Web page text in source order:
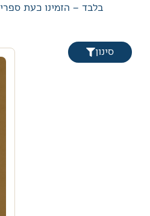
בלבד – הזמינו כעת
סינון